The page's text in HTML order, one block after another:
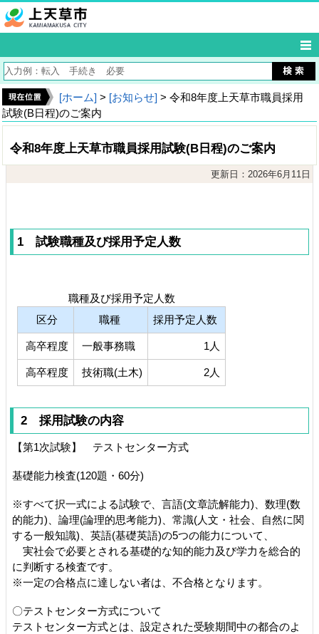
[ホーム] > [お知らせ] > 令和8年度上天草市職員採用
試験(B日程)のご案内
令和8年度上天草市職員採用試験(B日程)のご案内
更新日：2026年6月11日
1 試験職種及び採用予定人数
職種及び採用予定人数
区分
職種 採用予定人数
高卒程度 一般事務職 1人
高卒程度 技術職(土木) 2人
2 採用試験の内容
【第1次試験】 テストセンター方式
基礎能力検査(120題・60分)
※すべて択一式による試験で、言語(文章読解能力)、数理(数
的能力)、論理(論理的思考能力)、常識(人文・社会、自然に関
する一般知識)、英語(基礎英語)の5つの能力について、
実社会で必要とされる基礎的な知的能力及び学力を総合的
に判断する検査です。
※一定の合格点に達しない者は、不合格となります。
〇テストセンター方式について
テストセンター方式とは、設定された受験期間中の都合のよ